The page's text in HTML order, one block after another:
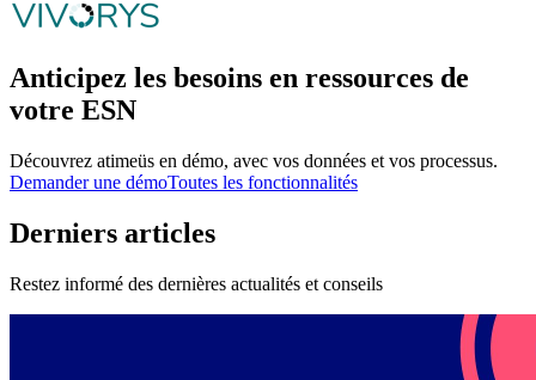
Anticipez les besoins en ressources de
votre ESN
Découvrez atimeüs en démo, avec vos données et vos processus.
Demander une démoToutes les fonctionnalités
Derniers articles
Restez informé des dernières actualités et conseils